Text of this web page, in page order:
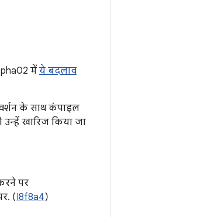
मेंये बदलाव
के साथ कंपाइल
खारिज किया जा
पर
(I8f8a4)